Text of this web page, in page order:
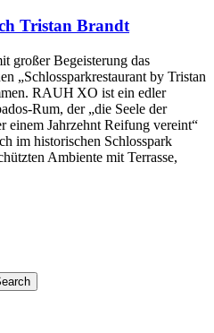
Tristan Brandt
großer Begeisterung das
„Schlossparkrestaurant by Tristan
RAUH XO ist ein edler
Rum, der „die Seele der
einem Jahrzehnt Reifung vereint“
im historischen Schlosspark
Ambiente mit Terrasse,